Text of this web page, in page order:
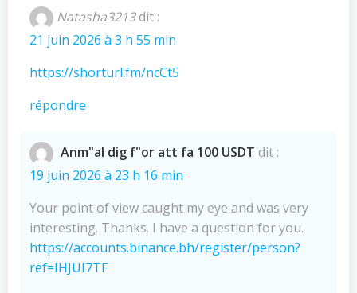
Natasha3213dit :
21 juin 2026 à 3 h 55 min
https://shorturl.fm/ncCt5
répondre
Anm"al dig f"or att fa 100 USDT dit :
19 juin 2026 à 23 h 16 min
Your point of view caught my eye and was very
interesting. Thanks. I have a question for you.
https://accounts.binance.bh/register/person?
ref=IHJUI7TF